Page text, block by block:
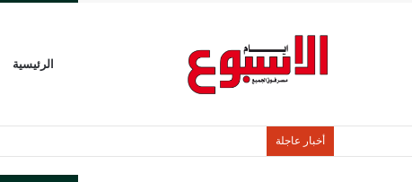
الرئيسية
أخبار عاجلة